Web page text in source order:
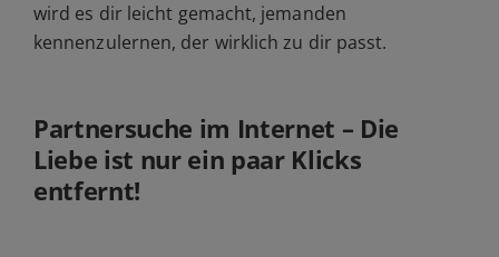
wird es dir leicht gemacht, jemanden
kennenzulernen, der wirklich zu dir passt.
Partnersuche im Internet – Die
Liebe ist nur ein paar Klicks
entfernt!